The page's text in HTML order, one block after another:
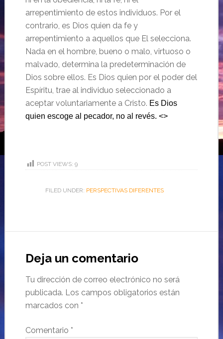
arrepentimiento de estos individuos. Por el
contrario, es Dios quien da fe y
arrepentimiento a aquellos que El selecciona.
Nada en el hombre, bueno o malo, virtuoso o
malvado, determina la predeterminación de
Dios sobre ellos. Es Dios quien por el poder del
Espíritu, trae al individuo seleccionado a
aceptar voluntariamente a Cristo. Es Dios
quien escoge al pecador, no al revés. <>
POST VIEWS: 9
FILED UNDER: PERSPECTIVAS DIFERENTES
Deja un comentario
Tu dirección de correo electrónico no será
publicada. Los campos obligatorios están
marcados con *
Comentario *